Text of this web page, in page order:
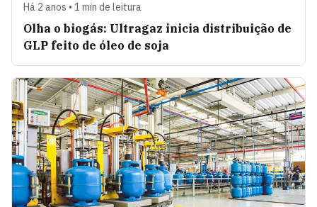
Há 2 anos • 1 min de leitura
Olha o biogás: Ultragaz inicia distribuição de
GLP feito de óleo de soja